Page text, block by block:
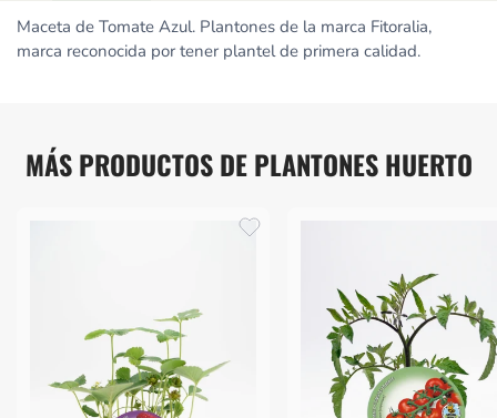
Maceta de Tomate Azul. Plantones de la marca Fitoralia,
marca reconocida por tener plantel de primera calidad.
MÁS PRODUCTOS DE PLANTONES HUERTO